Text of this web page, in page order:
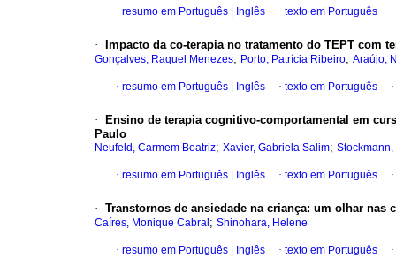
· resumo em Português Inglês · texto em Português ·
· Impacto da co-terapia no tratamento do TEPT com
Gonçalves, Raquel Menezes; Porto, Patrícia Ribeiro; Araújo,
· resumo em Português Inglês · texto em Português ·
·
Ensino de terapia cognitivo-comportamental em
Paulo
Neufeld, Carmem Beatriz; Xavier, Gabriela Salim;
· resumo em Português Inglês · texto em Português ·
· Transtornos de ansiedade na criança: um olhar nas
Caíres, Monique Cabral ; Shinohara, Helene
· resumo em Português Inglês · texto em Português ·